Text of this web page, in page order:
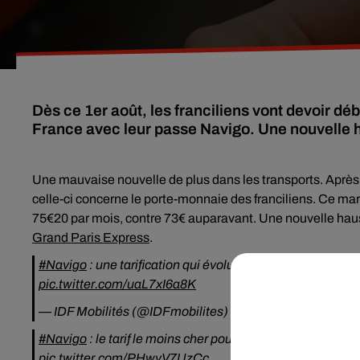
Dès ce 1er août, les franciliens vont devoir
France avec leur passe Navigo. Une nouvelle
Une mauvaise nouvelle de plus dans les transports.
celle-ci concerne le porte-monnaie des franciliens. Ce
75€20 par mois, contre 73€ auparavant. Une nouvelle
Grand Paris Express.
#Navigo : une tarification qui évolue pour améliorer vos
pic.twitter.com/uaL7xI6a8K
— IDF Mobilités (@IDFmobilites)
#Navigo : le tarif le moins cher pour le réseau de